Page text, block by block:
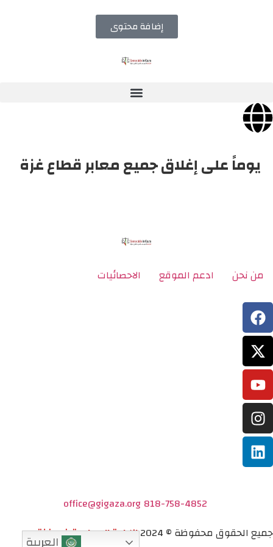
إضافة محتوى
يوماً على إغلاق جميع معابر قطاع غزة
من نحن ادعم الموقع الاحصائيات
818-758-4852
office@gigaza.org
جميع الحقوق محفوظة © 2024
الإبادة الجماعية في غزة
العربية